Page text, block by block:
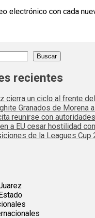
electrónico con cada
Buscar
recientes
cierra un ciclo al frente
Granados de Morena
reunirse con
a EU cesar hostilidad
de la Leagues Cup